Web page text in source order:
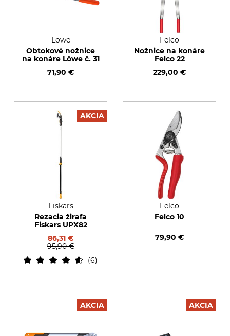
Löwe
Obtokové nožnice
na konáre Löwe č. 31
71,90 €
Felco
Nožnice na konáre
Felco 22
229,00 €
AKCIA
Fiskars
Rezacia žirafa
Fiskars UPX82
86,31 €
95,90 €
6
Felco
Felco 10
79,90 €
AKCIA AKCIA